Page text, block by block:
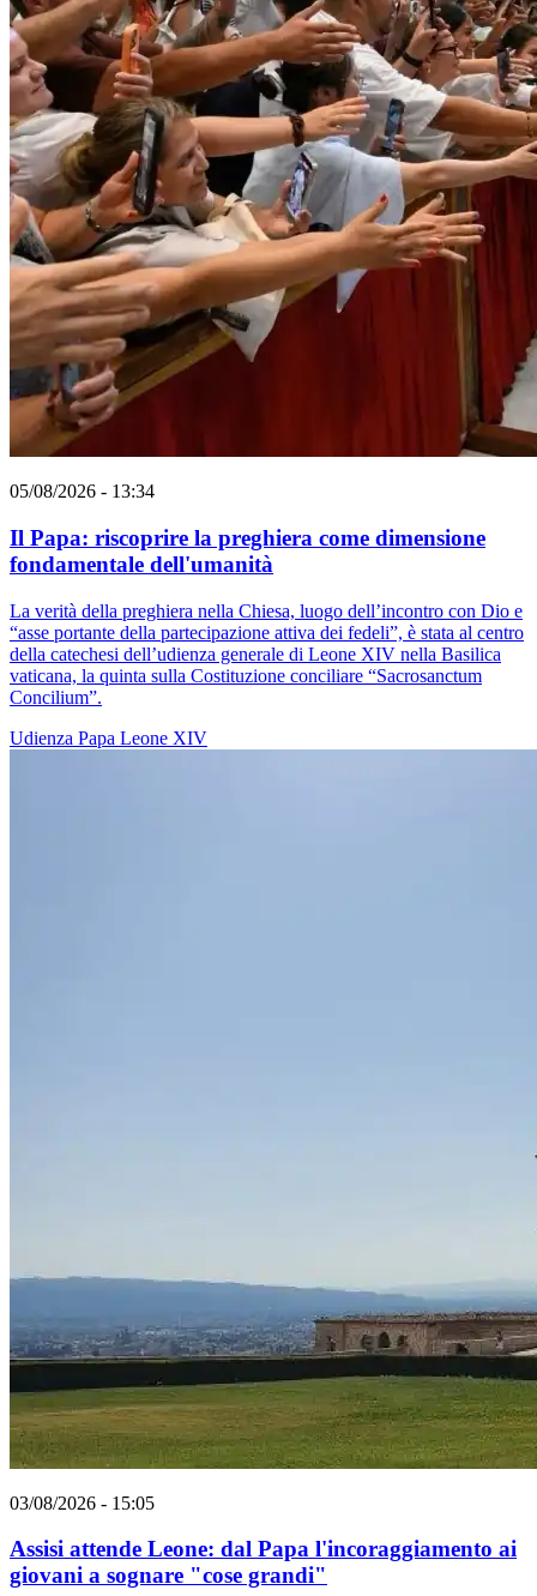
05/08/2026 - 13:34
Il Papa: riscoprire la preghiera come dimensione
fondamentale dell'umanità
La verità della preghiera nella Chiesa, luogo dell’incontro con Dio e
“asse portante della partecipazione attiva dei fedeli”, è stata al centro
della catechesi dell’udienza generale di Leone XIV nella Basilica
vaticana, la quinta sulla Costituzione conciliare “Sacrosanctum
Concilium”.
Udienza Papa Leone XIV
03/08/2026 - 15:05
Assisi attende Leone: dal Papa l'incoraggiamento ai
giovani a sognare "cose grandi"